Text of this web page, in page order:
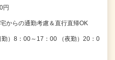
円
らの通勤考慮＆直行直帰OK
）8：00～17：00 （夜勤）20：0